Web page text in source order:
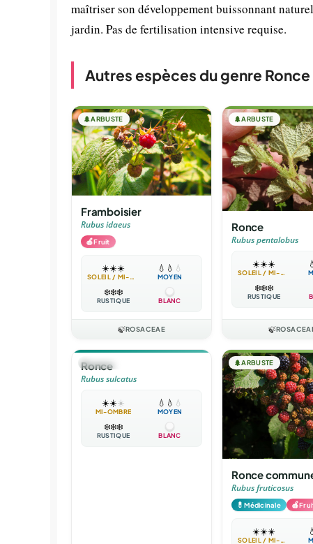
maîtriser son développement buissonnant
jardin. Pas de fertilisation intensive requise.
Autres espèces du genre Ronce
🌲ARBUSTE
Framboisier
Rubus idaeus
🍎Fruit
☀️☀️☀️
SOLEIL / MI-OMBRE
💧 💧 💧
MOYEN
❄️❄️❄️
RUSTIQUE BLANC
🍃ROSACEAE
🌲ARBUSTE
Ronce
Rubus pentalobus
☀️☀️☀️
SOLEIL / MI-OMBRE
❄️❄️❄️
RUSTIQUE
🍃
🪴VIVACE
Ronce
Rubus sulcatus
☀️☀️☀️
MI-OMBRE
💧 💧 💧
MOYEN
❄️❄️❄️
RUSTIQUE BLANC
🌲ARBUSTE
Ronce
Rubus fruticosus
💊Médicinale 🍎
☀️☀️☀️
SOLEIL / MI-OMBRE